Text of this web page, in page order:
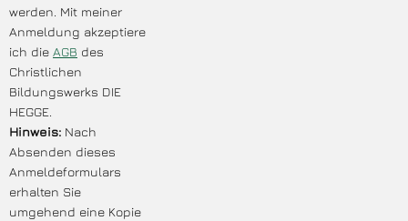
werden. Mit meiner
Anmeldung akzeptiere
ich die AGB des
Christlichen
Bildungswerks DIE
HEGGE.
Hinweis: Nach
Absenden dieses
Anmeldeformulars
erhalten Sie
umgehend eine Kopie